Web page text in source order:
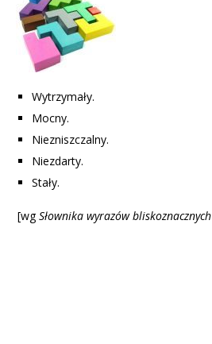
Wytrzymały.
Mocny.
Niezniszczalny.
Niezdarty.
Stały.
[wgSłownika wyrazów bliskoznacznych